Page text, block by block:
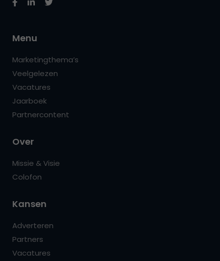
Menu
Marketingthema’s
Veelgelezen
Vacatures
Jaarboek
Partnercontent
Over
Missie & Visie
Colofon
Kansen
Adverteren
Partners
Vacatures